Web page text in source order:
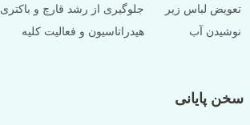
تعویض لباس زیر
جلوگیری از رشد قارچ و باکتری
نوشیدن آب
هیدراتاسیون و فعالیت کلیه
سخن پایانی